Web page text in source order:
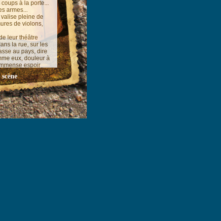
à la porte...
armes...
pleine de
de violons,
leur théâtre
la rue, sur les
au pays, dire
eux, douleur à
espoir
vivre... Deux